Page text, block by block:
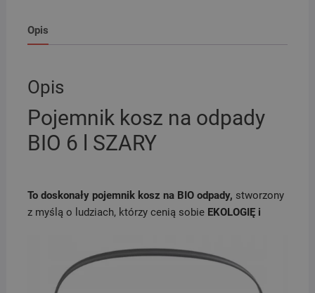
Opis
Opis
Pojemnik kosz na odpady
BIO 6 l SZARY
To doskonały pojemnik kosz na BIO odpady, stworzony
z myślą o ludziach, którzy ceniąsobie EKOLOGIĘ i